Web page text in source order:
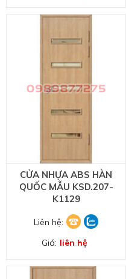
CỬA NHỰA ABS HÀN
QUỐC MẪU KSD.207-
K1129
Liên hệ:
Giá: liên hệ